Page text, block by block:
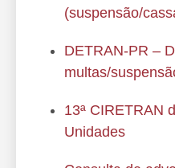
(suspensão/
DETRAN-PR –
multas/
13ª CIRETRAN
Unidades